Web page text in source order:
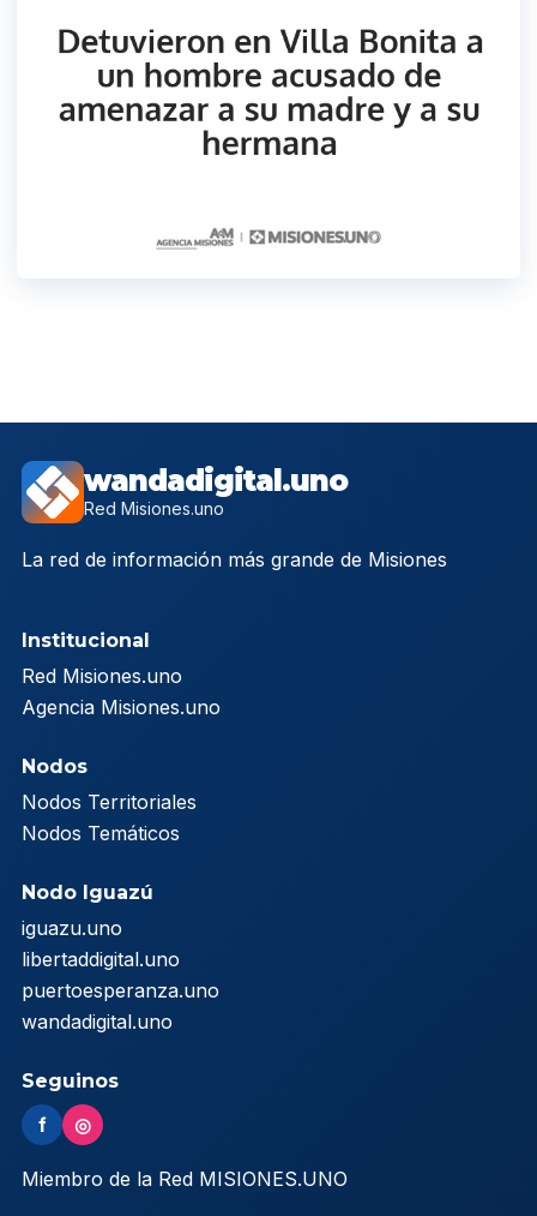
wandadigital.uno
Red Misiones.uno
La red de información más grande de Misiones
Institucional
Red Misiones.uno
Agencia Misiones.uno
Nodos
Nodos Territoriales
Nodos Temáticos
Nodo Iguazú
iguazu.uno
libertaddigital.uno
puertoesperanza.uno
wandadigital.uno
Seguinos
f ◎
Miembro de la Red MISIONES.UNO